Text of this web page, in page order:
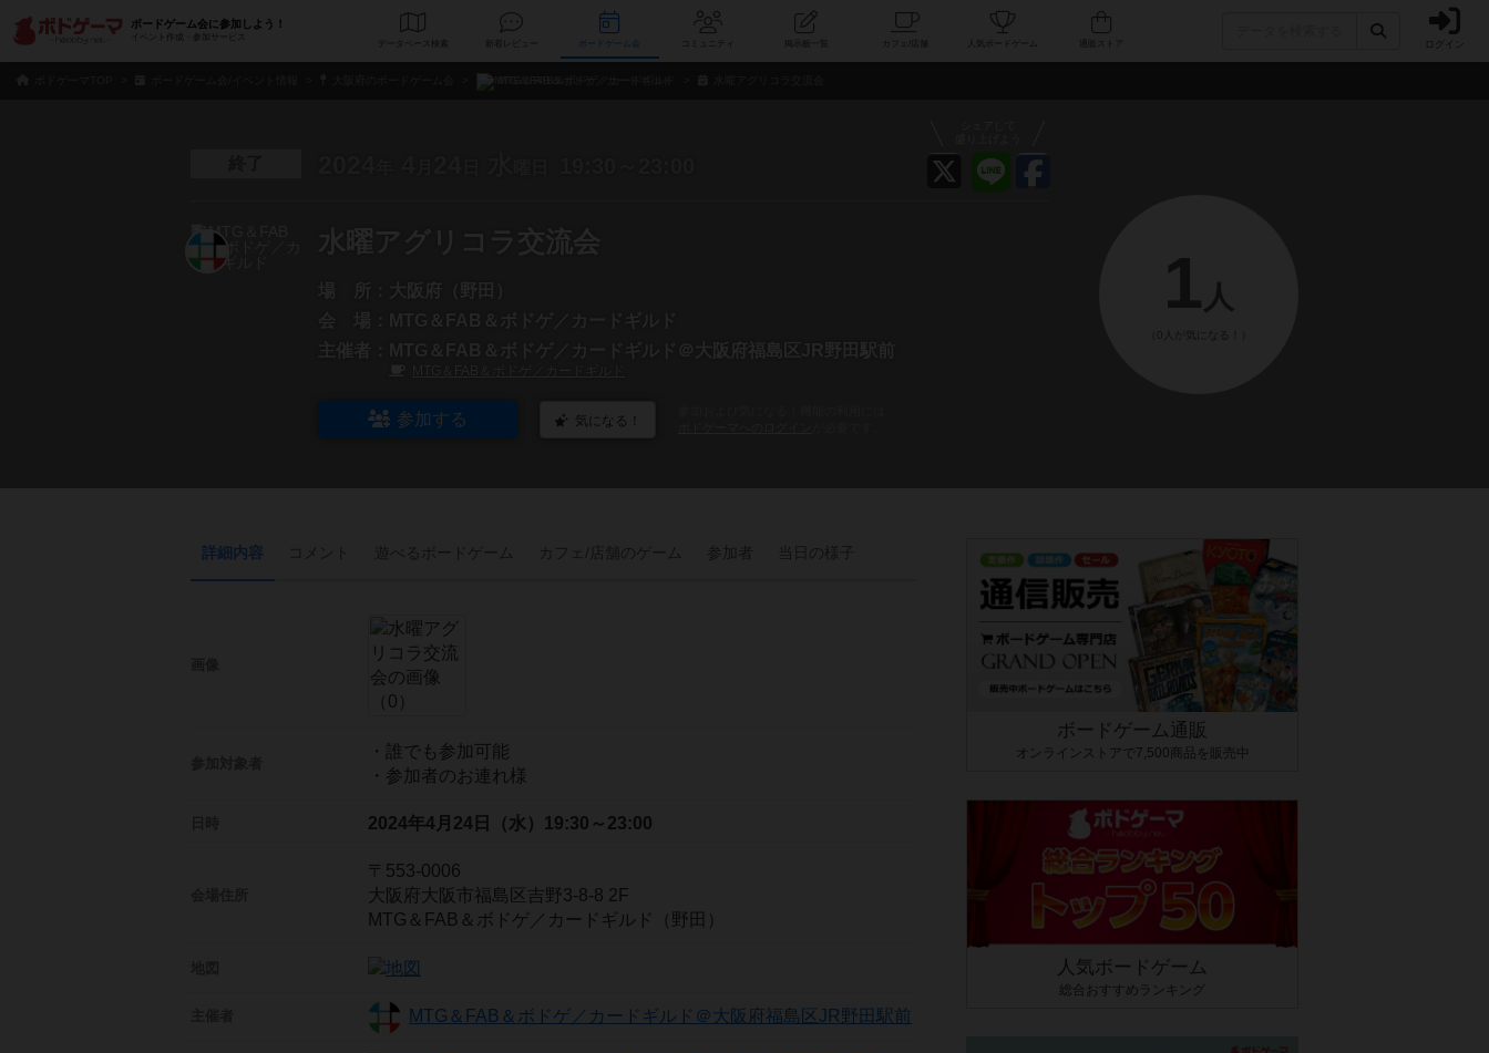
ボードゲーム会に参加しよう！
イベント作成・参加サービス
データベース 新着レビュー コミュニティ 人気ボードゲーム ログイン
水曜アグリコラ交流会
場 所：
大阪府（野田）
会 場：
MTG＆FAB＆ボドゲ／カードギルド
主催者：
MTG＆FAB＆ボドゲ／カードギルド＠大阪府福島区JR野田駅前
参加する 気になる！
1 人
（0人が気になる！）
詳細内容
・誰でも参加可能
・参加者のお連れ様
2024年4月24日（水） 19:30～23:00
〒553-0006
大阪府大阪市福島区吉野3-8-8 2F
MTG＆FAB＆ボドゲ／カードギルド（野田）
MTG＆FAB＆ボドゲ／カードギルド＠大阪府福島区JR野田駅前
ボードゲーム通販
オンラインストアで7,500商品を販売中
人気ボードゲーム
総合おすすめランキング